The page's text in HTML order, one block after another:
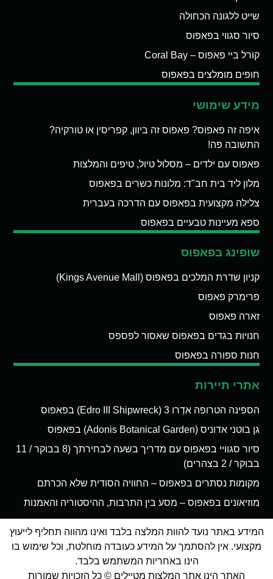
שייט ללגונה הכחולה
סיור סגווי בפאפוס
קורל ביי פאפוס – Coral Bay
חופים מומלצים בפאפוס
מידע שימושי
איפה זה פאפוס? פאפוס זה ביוון, קפריסין או טורקיה?
התשובה פה!
פאפוס עם ילדים – מסלול טיול, טיפים והמלצות
מלון ליד בית חב"ד: מלונות כשרים בפאפוס
צלילה מקצועית בפאפוס עם הדרכה בעברית
ספא מעיינות טבעיים בפאפוס
שופינג בפאפוס
קניון שדרת המלכים בפאפוס (Kings Avenue Mall)
פרימרק פאפוס
זארה פאפוס
חנויות בגדים בפאפוס שאסור לפספס
חנות ספורה בפאפוס
אתרי תיירות
הספינה הטרופה אדְרו 3 (Edro III Shipwreck) בפאפוס
גן בוטני אדוניס (Adonis Botanical Garden) בפאפוס
סיור סגוויי בפאפוס עם מדריך בשעה לבחירתך (8 בבוקר / 11
בבוקר / 2 בצהרים)
מקומות נסתרים בפאפוס – החוויה הסודית שלא הכרתם
מוזיאונים בפאפוס – מסע בין התרבות, ההיסטוריה והאמנות
המידע באתר נועד להוות המלצה בלבד ואינו מהווה תחליף לייעוץ
מקצועי. אין להסתמך על המידע כעובדה מוחלטת, וכל שימוש בו
הינו באחריות המשתמש בלבד.
האתר הינו אתר המלצות מטיילים © כל הזכויות שמורות